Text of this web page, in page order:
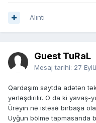
Alıntı
Guest TuRaL
Mesaj tarihi: 27
Qardaşım saytda adətən
yerləşdirilir. O da ki yavaş-
Ürəyin nə istəsə birbaşa
Uyğun bölmə tapmasanda